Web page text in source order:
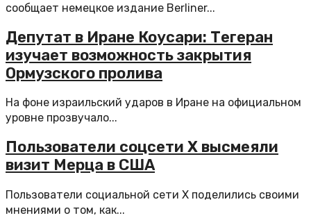
сообщает немецкое издание Berliner...
Депутат в Иране Коусари: Тегеран
изучает возможность закрытия
Ормузского пролива
На фоне израильский ударов в Иране на официальном
уровне прозвучало...
Пользователи соцсети Х высмеяли
визит Мерца в США
Пользователи социальной сети X поделились своими
мнениями о том, как...